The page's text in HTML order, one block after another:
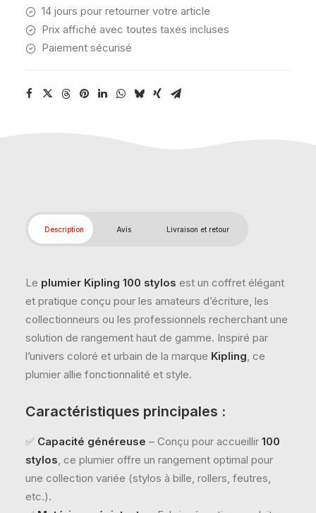
14 jours pour retourner votre article
Prix affiché avec toutes taxes incluses
Paiement sécurisé
Description Avis Livraison et retour
Le plumier Kipling 100 stylos est un coffret élégant
et pratique conçu pour les amateurs d’écriture, les
collectionneurs ou les professionnels recherchant une
solution de rangement haut de gamme. Inspiré par
l’univers coloré et urbain de la marque Kipling, ce
plumier allie fonctionnalité et style.
Caractéristiques principales :
✅ Capacité généreuse – Conçu pour accueillir 100
stylos, ce plumier offre un rangement optimal pour
une collection variée (stylos à bille, rollers, feutres,
etc.).